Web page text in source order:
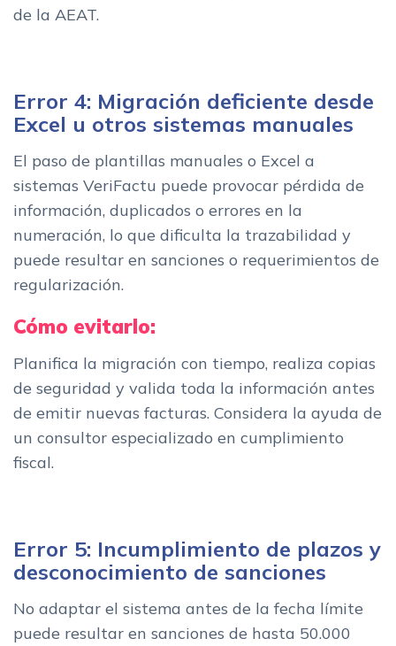
de la AEAT.
Error 4: Migración deficiente desde
Excel u otros sistemas manuales
El paso de plantillas manuales o Excel a
sistemas VeriFactu puede provocar pérdida de
información, duplicados o errores en la
numeración, lo que dificulta la trazabilidad y
puede resultar en sanciones o requerimientos de
regularización.
Cómo evitarlo:
Planifica la migración con tiempo, realiza copias
de seguridad y valida toda la información antes
de emitir nuevas facturas. Considera la ayuda de
un consultor especializado en cumplimiento
fiscal.
Error 5: Incumplimiento de plazos y
desconocimiento de sanciones
No adaptar el sistema antes de la fecha límite
puede resultar en sanciones de hasta 50.000